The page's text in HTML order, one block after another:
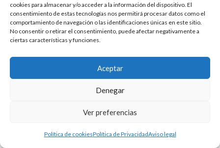
cookies para almacenar y/o acceder a la información del dispositivo. El
consentimiento de estas tecnologías nos permitirá procesar datos como el
comportamiento de navegación o las identificaciones únicas en este sitio.
No consentir o retirar el consentimiento, puede afectar negativamente a
ciertas características y funciones.
Aceptar
Denegar
Ver preferencias
Política de cookiesPolítica de PrivacidadAviso legal
Todos los derechos reservados Santos Lara
Sánchez. Copyright©